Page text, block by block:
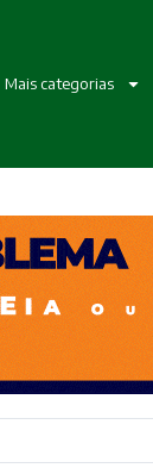
Mais categorias